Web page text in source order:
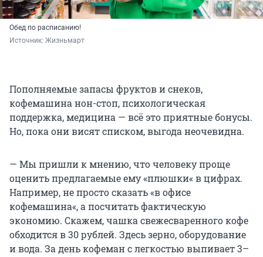
Обед по расписанию!
Источник: Жизньмарт
Пополняемые запасы фруктов и снеков,
кофемашина нон-стоп, психологическая
поддержка, медицина — всё это приятные бонусы.
Но, пока они висят списком, выгода неочевидна.
— Мы пришли к мнению, что человеку проще
оценить предлагаемые ему «‎плюшки«‎ в цифрах.
Например, не просто сказать «‎в офисе
кофемашина«‎, а посчитать фактическую
экономию. Скажем, чашка свежесваренного кофе
обходится в 30 рублей. Здесь зерно, оборудование
и вода. За день кофеман с легкостью выпивает 3–